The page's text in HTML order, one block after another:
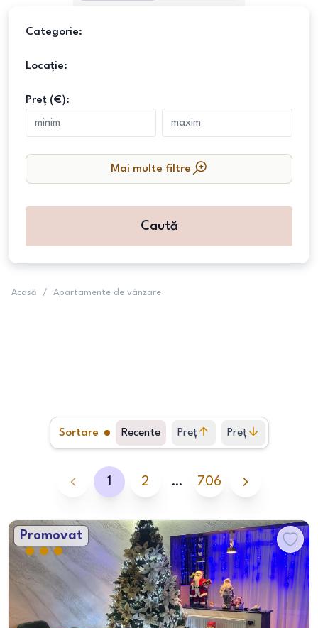
Categorie:
Locație:
Preț (€):
Mai multe filtre
Caută
Acasă / Apartamente de vânzare
Sortare Recente Preț
crescător
Preț
descrescător
1 2 … 706
Promovat